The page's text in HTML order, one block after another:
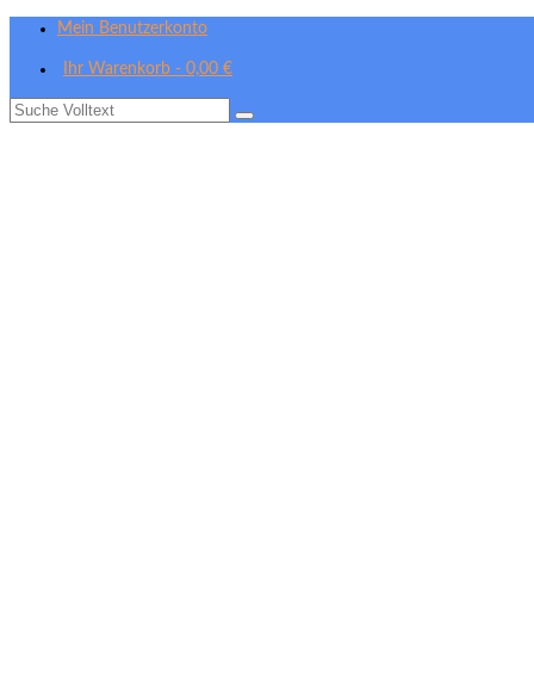
Mein Benutzerkonto
Ihr Warenkorb - 0,00 €
Suche